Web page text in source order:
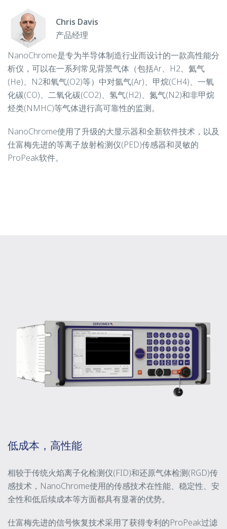
Chris Davis
产品经理
NanoChrome是专为半导体制造行业而设计的一款高性能分
析仪，可以在一系列常见背景气体（包括Ar、H2、氦气
(He)、N2和氧气(O2)等）中对氩气(Ar)、甲烷(CH4)、一氧
化碳(CO)、二氧化碳(CO2)、氢气(H2)、氮气(N2)和非甲烷
烃类(NMHC)等气体进行高可靠性的监测。
NanoChrome使用了升级的大显示器和全新软件技术，以及
仕富梅先进的等离子放射检测仪(PED)传感器和灵敏的
ProPeak软件。
低成本，高性能
相较于传统火焰离子化检测仪(FID)和还原气体检测(RGD)传
感技术，NanoChrome使用的传感技术在性能、稳定性、安
全性和低后续成本等方面都具有显著的优势。
仕富梅先进的信号恢复技术采用了获得专利的ProPeak过滤